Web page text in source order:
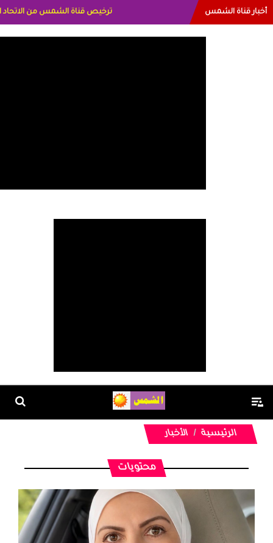
أخبار قناة الشمس
الرئيسية الأخبار
محتويات